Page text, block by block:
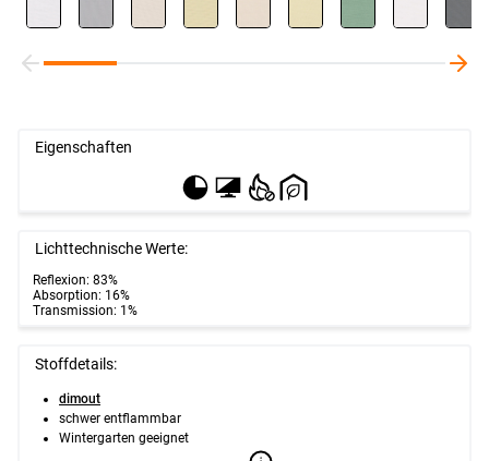
Eigenschaften
Lichttechnische Werte:
Reflexion: 83%
Absorption: 16%
Transmission: 1%
Stoffdetails:
dimout
schwer entflammbar
Wintergarten geeignet